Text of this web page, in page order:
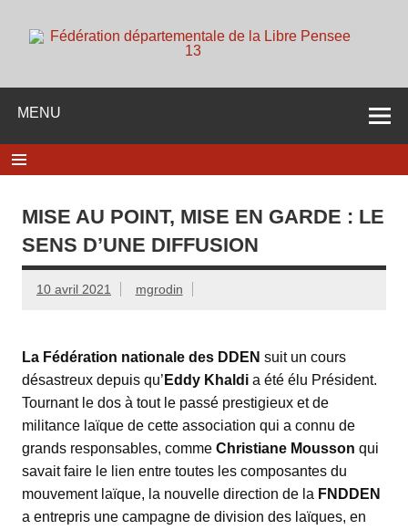
content
dieu ni maitre
MENU
MISE AU POINT, MISE EN GARDE : LE
SENS D’UNE DIFFUSION
10 avril 2021 mgrodin
La Fédération nationale des DDEN suit un cours
désastreux depuis qu’ Eddy Khaldi a été élu Président.
Tournant le dos à tout le passé prestigieux et de
militance laïque de cette association qui a connu de
grands responsables, comme Christiane Mousson qui
savait faire le lien entre toutes les composantes du
mouvement laïque, la nouvelle direction de la FNDDEN
a entrepris une campagne de division des laïques, en